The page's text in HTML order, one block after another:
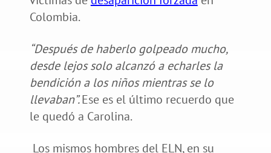
Colombia.
“Después de haberlo golpeado mucho,
desde lejos solo alcanzó a echarles la
bendición a los niños mientras se lo
llevaban”.Ese es el último recuerdo que
le quedó a Carolina.
Los mismos hombres del ELN, en su